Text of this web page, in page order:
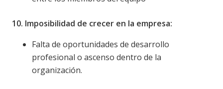
10. Imposibilidad de crecer en la empresa:
Falta de oportunidades de desarrollo
profesional o ascenso dentro de la
organización.